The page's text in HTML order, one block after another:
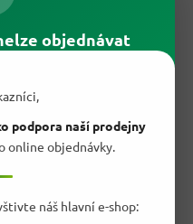
objednávat
podpora naší prodejny
online objednávky.
náš hlavní e-shop:
a reklamační řád